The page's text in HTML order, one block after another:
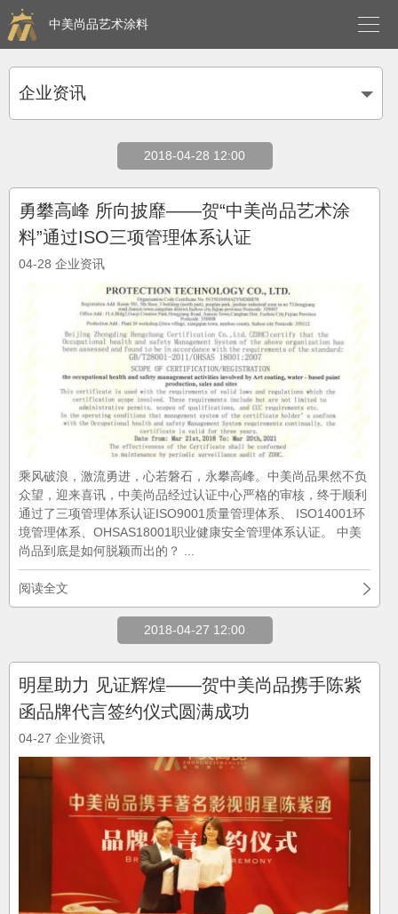
中美尚品艺术涂料 
企业资讯
2018-04-28 12:00
勇攀高峰 所向披靡——贺“中美尚品艺术涂
料”通过ISO三项管理体系认证
04-28 企业资讯
乘风破浪，激流勇进，心若磐石，永攀高峰。中美尚品果然不负
众望，迎来喜讯，中美尚品经过认证中心严格的审核，终于顺利
通过了三项管理体系认证ISO9001质量管理体系、 ISO14001环
境管理体系、OHSAS18001职业健康安全管理体系认证。 中美
尚品到底是如何脱颖而出的？ ...
阅读全文
2018-04-27 12:00
明星助力 见证辉煌——贺中美尚品携手陈紫
函品牌代言签约仪式圆满成功
04-27 企业资讯